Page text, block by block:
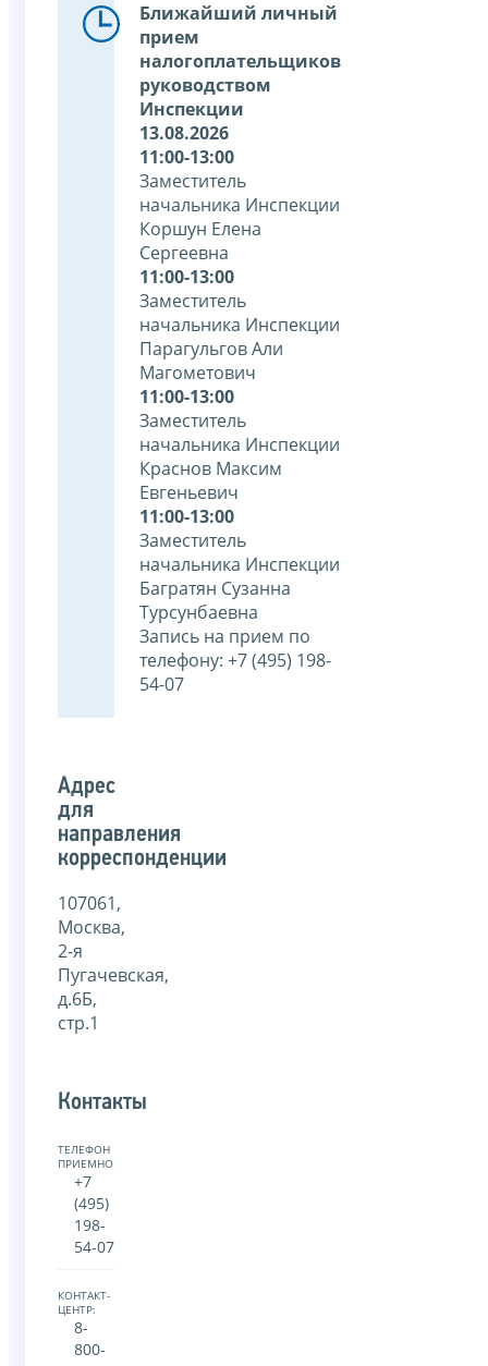
Ближайший личный
прием
налогоплательщиков
руководством
Инспекции
13.08.2026
11:00-13:00
Заместитель
начальника Инспекции
Коршун Елена
Сергеевна
11:00-13:00
Заместитель
начальника Инспекции
Парагульгов Али
Магометович
11:00-13:00
Заместитель
начальника Инспекции
Краснов Максим
Евгеньевич
11:00-13:00
Заместитель
начальника Инспекции
Багратян Сузанна
Турсунбаевна
Запись на прием по
телефону: +7 (495) 198-
54-07
Адрес
для
направления
корреспонденции
107061,
Москва,
2-я
Пугачевская,
д.6Б,
стр.1
Контакты
ТЕЛЕФОН
ПРИЕМНОЙ:
+7
(495)
198-
54-07
КОНТАКТ-
ЦЕНТР:
8-
800-